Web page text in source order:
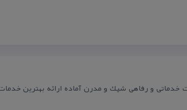
خدماتی و رفاهی شیك و مدرن آماده ارائه بهترین